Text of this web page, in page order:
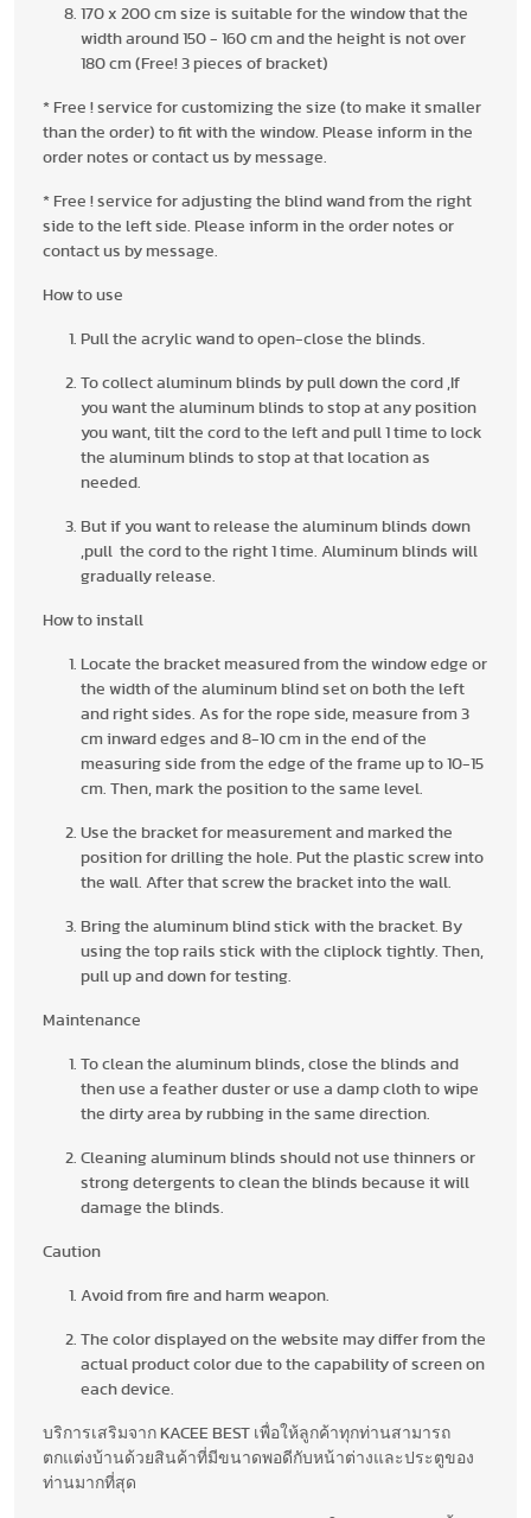
170 x 200 cm size is suitable for the window that the
width around 150 - 160 cm and the height is not over
180 cm (Free! 3 pieces of bracket)
* Free ! service for customizing the size (to make it smaller
than the order) to fit with the window. Please inform in the
order notes or contact us by message.
* Free ! service for adjusting the blind wand from the right
side to the left side. Please inform in the order notes or
contact us by message.
How to use
Pull the acrylic wand to open-close the blinds.
To collect aluminum blinds by pull down the cord ,If
you want the aluminum blinds to stop at any position
you want, tilt the cord to the left and pull 1 time to lock
the aluminum blinds to stop at that location as
needed.
But if you want to release the aluminum blinds down
,pull the cord to the right 1 time. Aluminum blinds will
gradually release.
How to install
Locate the bracket measured from the window edge or
the width of the aluminum blind set on both the left
and right sides. As for the rope side, measure from 3
cm inward edges and 8-10 cm in the end of the
measuring side from the edge of the frame up to 10-15
cm. Then, mark the position to the same level.
Use the bracket for measurement and marked the
position for drilling the hole. Put the plastic screw into
the wall. After that screw the bracket into the wall.
Bring the aluminum blind stick with the bracket. By
using the top rails stick with the cliplock tightly. Then,
pull up and down for testing.
Maintenance
To clean the aluminum blinds, close the blinds and
then use a feather duster or use a damp cloth to wipe
the dirty area by rubbing in the same direction.
Cleaning aluminum blinds should not use thinners or
strong detergents to clean the blinds because it will
damage the blinds.
Caution
Avoid from fire and harm weapon.
The color displayed on the website may differ from the
actual product color due to the capability of screen on
each device.
บริการเสริมจาก KACEE BEST เพื่อให้ลูกค้าทุกท่านสามารถ
ตกแต่งบ้านด้วยสินค้าที่มีขนาดพอดีกับหน้าต่างและประตูของ
ท่านมากที่สุด